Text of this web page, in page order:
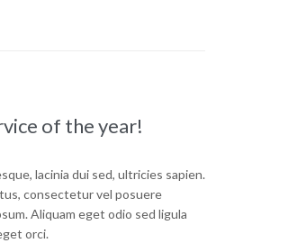
of the year!
lacinia dui sed, ultricies sapien.
consectetur vel posuere
Aliquam eget odio sed ligula
orci.